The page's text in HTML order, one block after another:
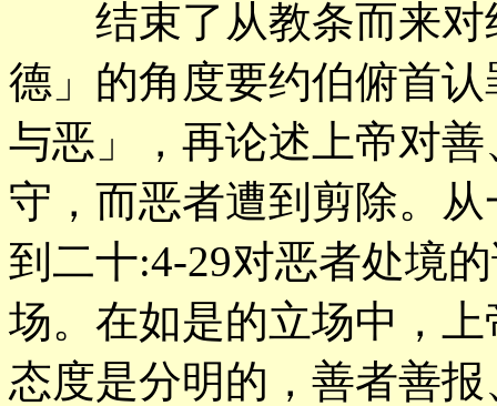
结束了从教条而来对
德」的角度要约伯俯首
与恶」，再论述上帝对
守，而恶者遭到剪除。
到二十:4-29对恶者处境
场。在如是的立场中，
态度是分明的，善者善